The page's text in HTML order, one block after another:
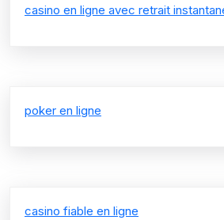
casino en ligne avec retrait
poker en ligne
casino fiable en ligne